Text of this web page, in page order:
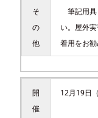
そ
の
他
筆記用具
い。屋外
着用をお勧
開
催
12月19日（